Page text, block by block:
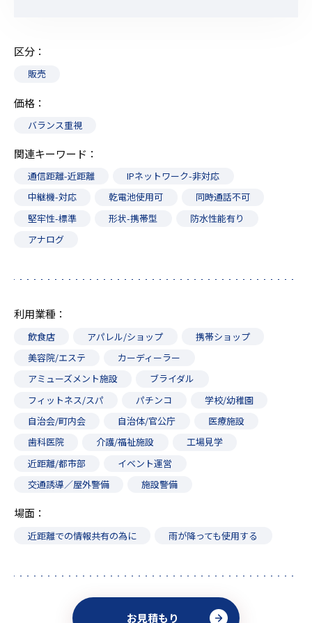
区分
販売
価格
バランス重視
関連キーワード
通信距離-近距離
IPネットワーク-非対応
中継機-対応
乾電池使用可
同時通話不可
堅牢性-標準
形状-携帯型
防水性能有り
アナログ
利用業種
飲食店 アパレル/ショップ
携帯ショップ
美容院/エステ
カーディーラー
アミューズメント施設
ブライダル
フィットネス/スパ
パチンコ
学校/幼稚園
自治会/町内会
自治体/官公庁
医療施設
歯科医院
介護/福祉施設
工場見学
近距離/都市部
イベント運営
交通誘導／屋外警備
施設警備
場面
近距離での情報共有の為に 雨が降っても使用する
お見積もり